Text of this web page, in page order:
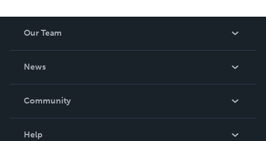
Our Team
News
In The News
Community
Help